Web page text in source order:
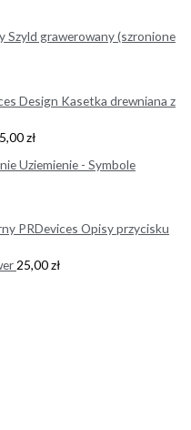
Szyld grawerowany (szronione
Kasetka drewniana z
zł
Uziemienie - Symbole
Opisy przycisku
25,00zł